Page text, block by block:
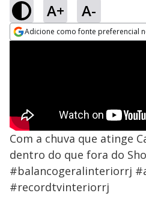
A+ A-
Adicione como fonte preferencial
Com a chuva que atinge
dentro do que fora do
#balancogeralinteriorrj
#recordtvinteriorrj